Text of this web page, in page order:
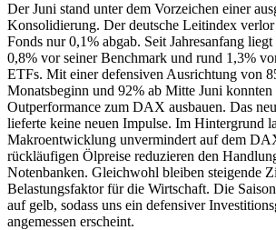
Der Juni stand unter dem Vorzeichen einer
Konsolidierung. Der deutsche Leitindex
Fonds nur 0,1% abgab. Seit Jahresanfang
0,8% vor seiner Benchmark und rund 1,3%
ETFs. Mit einer defensiven Ausrichtung von
Monatsbeginn und 92% ab Mitte Juni
Outperformance zum DAX ausbauen. Das
lieferte keine neuen Impulse. Im Hintergrund
Makroentwicklung unvermindert auf dem
rückläufigen Ölpreise reduzieren den
Notenbanken. Gleichwohl bleiben steigende
Belastungsfaktor für die Wirtschaft. Die
auf gelb, sodass uns ein defensiver
angemessen erscheint.